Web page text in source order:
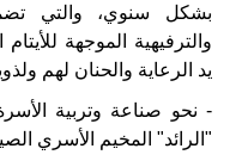
بشكل سنوي، والتي
والترفيهية الموجهة
يد الرعاية والحنان لهم
- نحو صناعة وتربية
"الرائد" المخيم الأسري